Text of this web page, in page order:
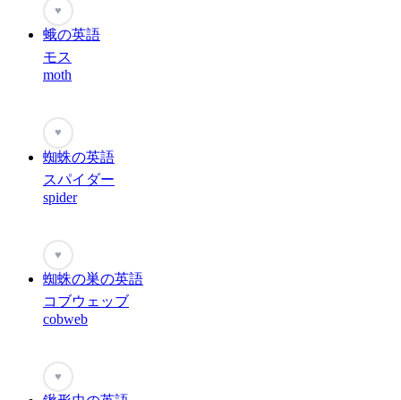
♥
蛾の英語
モス
moth
♥
蜘蛛の英語
スパイダー
spider
♥
蜘蛛の巣の英語
コブウェッブ
cobweb
♥